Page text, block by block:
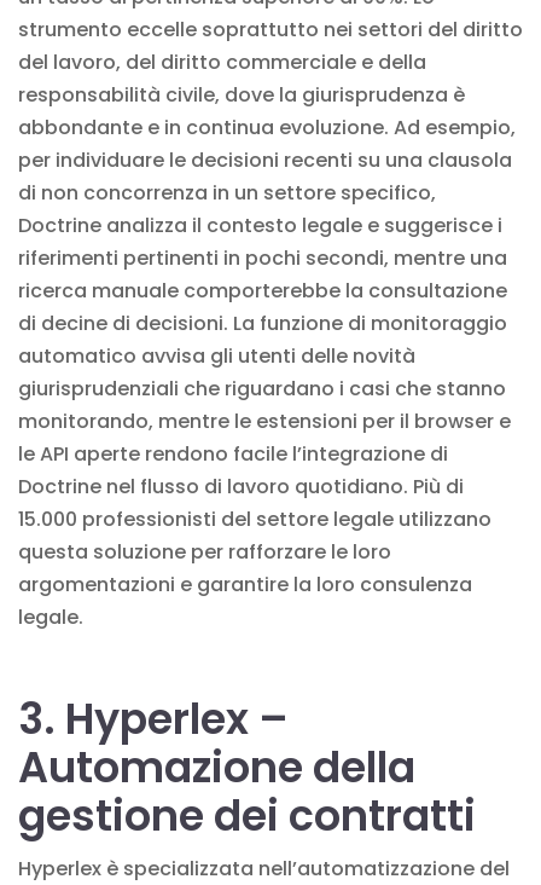
strumento eccelle soprattutto nei settori del diritto
del lavoro, del diritto commerciale e della
responsabilità civile, dove la giurisprudenza è
abbondante e in continua evoluzione. Ad esempio,
per individuare le decisioni recenti su una clausola
di non concorrenza in un settore specifico,
Doctrine analizza il contesto legale e suggerisce i
riferimenti pertinenti in pochi secondi, mentre una
ricerca manuale comporterebbe la consultazione
di decine di decisioni. La funzione di monitoraggio
automatico avvisa gli utenti delle novità
giurisprudenziali che riguardano i casi che stanno
monitorando, mentre le estensioni per il browser e
le API aperte rendono facile l’integrazione di
Doctrine nel flusso di lavoro quotidiano. Più di
15.000 professionisti del settore legale utilizzano
questa soluzione per rafforzare le loro
argomentazioni e garantire la loro consulenza
legale.
3. Hyperlex –
Automazione della
gestione dei contratti
Hyperlex è specializzata nell’automatizzazione del